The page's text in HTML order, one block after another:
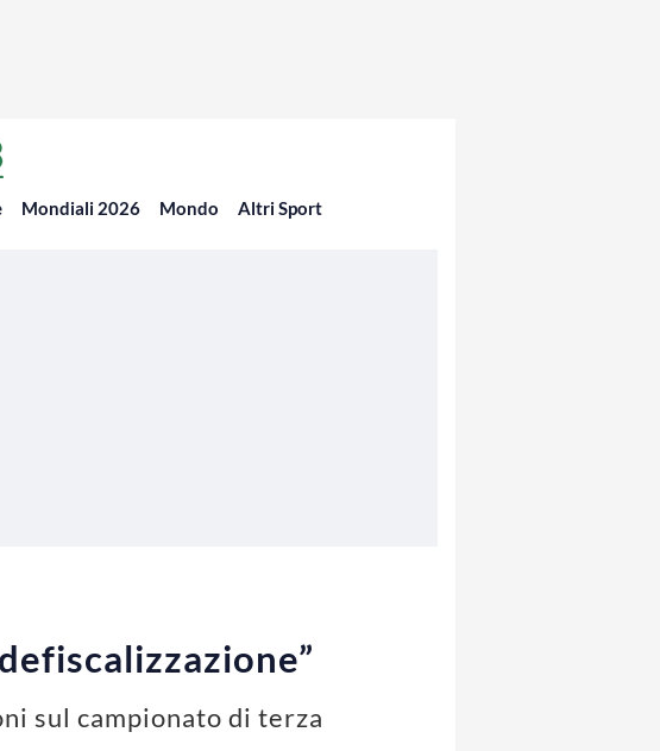
Mondiali 2026 Mondo Altri Sport
sul campionato di terza